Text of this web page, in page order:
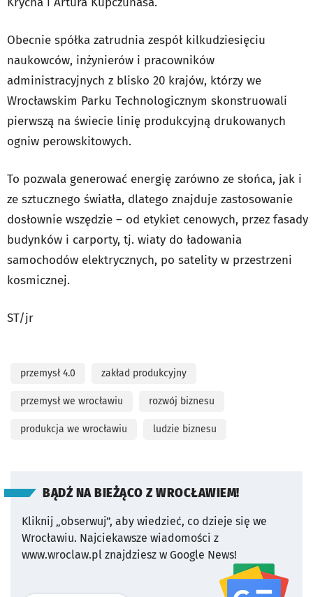
Obecnie spółka zatrudnia zespół kilkudziesięciu
naukowców, inżynierów i pracowników
administracyjnych z blisko 20 krajów, którzy we
Wrocławskim Parku Technologicznym skonstruowali
pierwszą na świecie linię produkcyjną drukowanych
ogniw perowskitowych.
To pozwala generować energię zarówno ze słońca, jak i
ze sztucznego światła, dlatego znajduje zastosowanie
dosłownie wszędzie – od etykiet cenowych, przez fasady
budynków i carporty, tj. wiaty do ładowania
samochodów elektrycznych, po satelity w przestrzeni
kosmicznej.
ST/jr
przemysł 4.0 zakład produkcyjny
przemysł we wrocławiu rozwój biznesu
produkcja we wrocławiu ludzie biznesu
BĄDŹ NA BIEŻĄCO Z WROCŁAWIEM!
Kliknij „obserwuj”, aby wiedzieć, co dzieje się we
Wrocławiu. Najciekawsze wiadomości z
www.wroclaw.pl znajdziesz w Google News!